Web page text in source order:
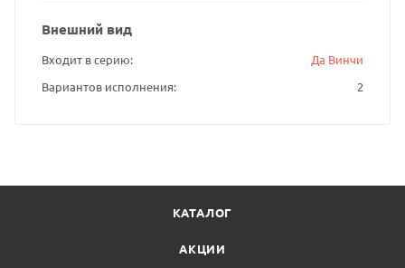
Внешний вид
Входит в серию
Да Винчи
Вариантов исполнения
2
КАТАЛОГ
АКЦИИ